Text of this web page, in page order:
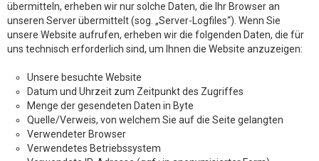
übermitteln, erheben wir nur solche Daten, die Ihr Browser an
unseren Server übermittelt (sog. „Server-Logfiles“). Wenn Sie
unsere Website aufrufen, erheben wir die folgenden Daten, die für
uns technisch erforderlich sind, um Ihnen die Website anzuzeigen:
Unsere besuchte Website
Datum und Uhrzeit zum Zeitpunkt des Zugriffes
Menge der gesendeten Daten in Byte
Quelle/Verweis, von welchem Sie auf die Seite gelangten
Verwendeter Browser
Verwendetes Betriebssystem